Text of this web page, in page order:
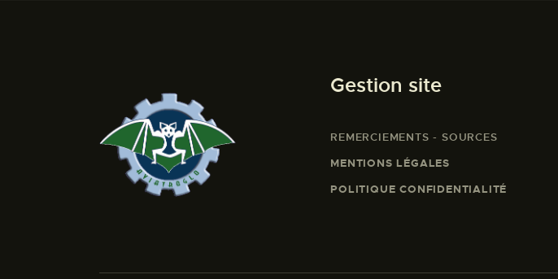
Gestion site
REMERCIEMENTS - SOURCES
MENTIONS LÉGALES
POLITIQUE CONFIDENTIALITÉ